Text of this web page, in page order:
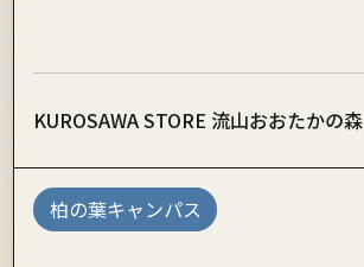
KUROSAWA STORE 流山おおたかの森
柏の葉キャンパス